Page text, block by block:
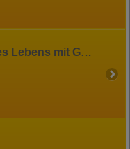
Postkarte "Blume des Lebens mit Gayantri-Mantra"